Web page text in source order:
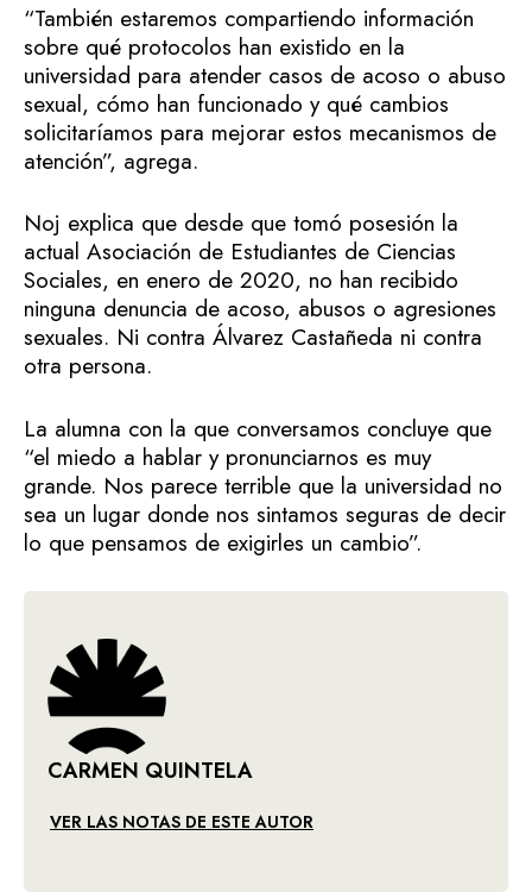
“También estaremos compartiendo información
sobre qué protocolos han existido en la
universidad para atender casos de acoso o abuso
sexual, cómo han funcionado y qué cambios
solicitaríamos para mejorar estos mecanismos de
atención”, agrega.
Noj explica que desde que tomó posesión la
actual Asociación de Estudiantes de Ciencias
Sociales, en enero de 2020, no han recibido
ninguna denuncia de acoso, abusos o agresiones
sexuales. Ni contra Álvarez Castañeda ni contra
otra persona.
La alumna con la que conversamos concluye que
“el miedo a hablar y pronunciarnos es muy
grande. Nos parece terrible que la universidad no
sea un lugar donde nos sintamos seguras de decir
lo que pensamos de exigirles un cambio”.
CARMEN QUINTELA
VER LAS NOTAS DE ESTE AUTOR